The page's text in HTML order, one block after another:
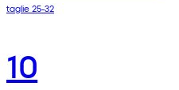
taglie 25-32
10